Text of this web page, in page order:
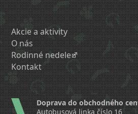
Akcie a aktivity
O nás
Rodinné nedele
Kontakt
Doprava do obchodného
Autobusová linka číslo 16